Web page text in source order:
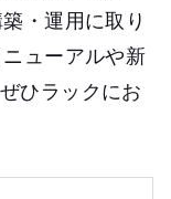
・運用に取り
ューアルや新
ひラックにお